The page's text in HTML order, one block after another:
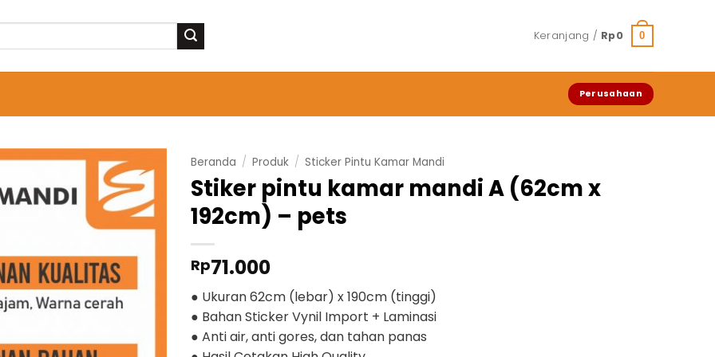
Keranjang / Rp0 0
Perusahaan
Beranda / Produk / Sticker Pintu Kamar Mandi
Stiker pintu kamar mandi A (62cm x
192cm) – pets
Rp71.000
● Ukuran 62cm (lebar) x 190cm (tinggi)
● Bahan Sticker Vynil Import + Laminasi
● Anti air, anti gores, dan tahan panas